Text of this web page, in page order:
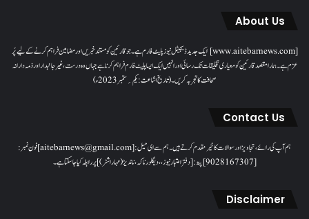
About Us
[www.aitebarnews.com] ایک جدید ڈیجیٹل نیوز پلیٹ فارم ہے۔ جو قارئین کو مستند خبریں اور مضامین فراہم کرنے کے لیے پُر
عزم ہے۔ ہمارا مقصدقارئین کو معیاری تخلیقات تک رسائی اور انہیں ایک ایسا پلیٹ فارم فراہم کرنا ہے جہاں وہ درست، غیر جانبدار اور ذمہ دارانہ
صحافت کا تجربہ کریں۔( تاریخ اشاعت : یکم؍ ستمبر 2023ء)
Contact Us
ہم آپ کی رائے، تجاویز اور سوالات کا خیرمقدم کرتے ہیں۔ ہم سےای میل: [aitebarnews@gmail.com]فون نمبر:
[9028167307]پتہ: [دفتر اعتبار نیوز، ، دیگلور ناکہ، ناندیڑ(مہاراشٹر) ] پر رابطہ کیا جاسکتا ہے۔
Disclaimer